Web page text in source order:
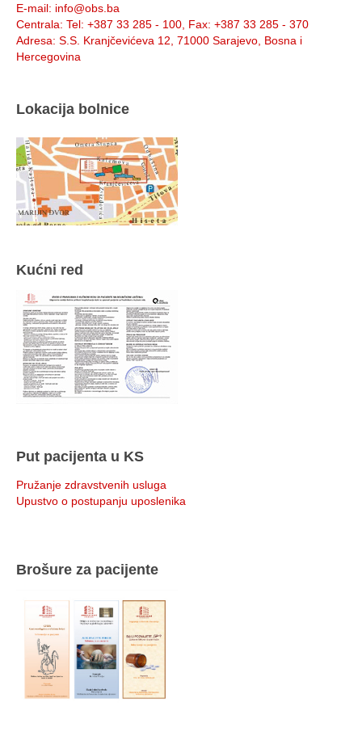
E-mail: info@obs.ba
Centrala: Tel: +387 33 285 - 100, Fax: +387 33 285 - 370
Adresa: S.S. Kranjčevićeva 12, 71000 Sarajevo, Bosna i
Hercegovina
Lokacija bolnice
Kućni red
Put pacijenta u KS
Pružanje zdravstvenih usluga
Upustvo o postupanju uposlenika
Brošure za pacijente